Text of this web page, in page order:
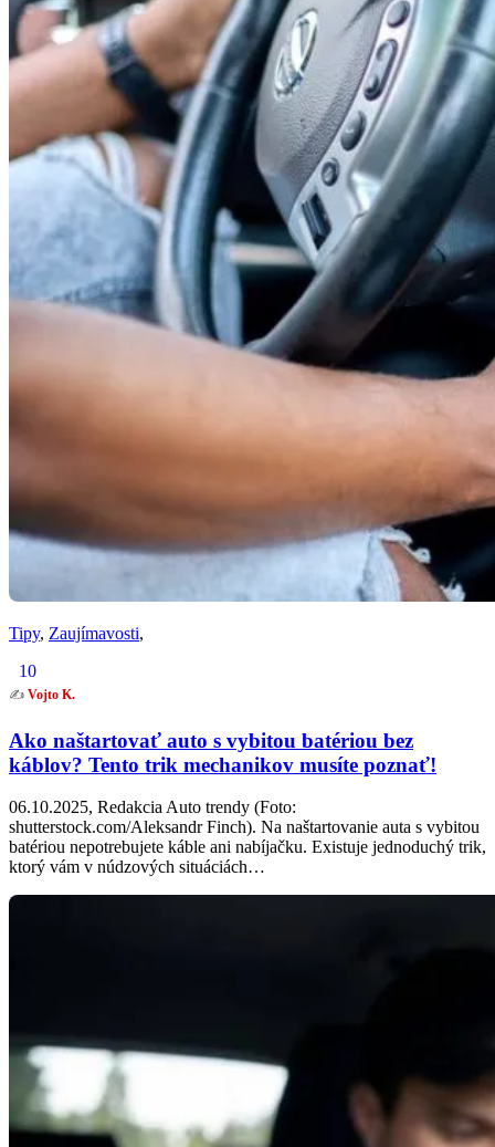
Tipy, Zaujímavosti,
10
✍️ Vojto K.
Ako naštartovať auto s vybitou batériou bez
káblov? Tento trik mechanikov musíte poznať!
06.10.2025, Redakcia Auto trendy (Foto:
shutterstock.com/Aleksandr Finch). Na naštartovanie auta s vybitou
batériou nepotrebujete káble ani nabíjačku. Existuje jednoduchý trik,
ktorý vám v núdzových situáciách…